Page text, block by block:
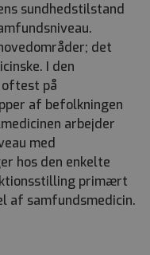
sundhedstilstand
det
I den
på
af befolkningen
arbejder
med
hos den enkelte
primært
af samfundsmedicin.